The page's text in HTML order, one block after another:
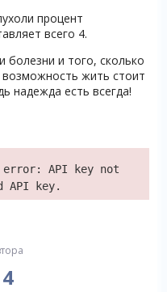
процент
всего 4.
болезни и того, сколько
жить стоит
надежда есть всегда!
error: API key not
API key.